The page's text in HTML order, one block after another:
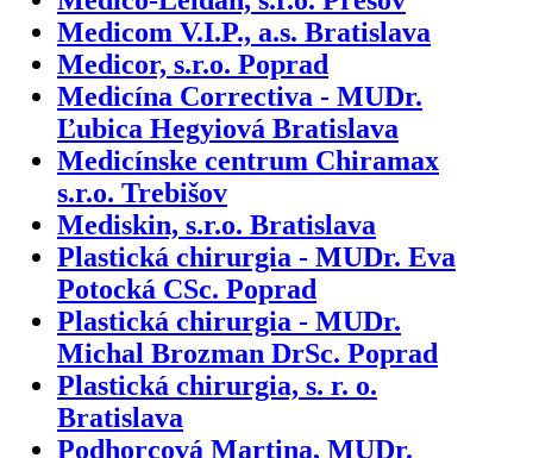
Medicom V.I.P., a.s. Bratislava
Medicor, s.r.o. Poprad
Medicína Correctiva - MUDr.
Ľubica Hegyiová Bratislava
Medicínske centrum Chiramax
s.r.o. Trebišov
Mediskin, s.r.o. Bratislava
Plastická chirurgia - MUDr. Eva
Potocká CSc. Poprad
Plastická chirurgia - MUDr.
Michal Brozman DrSc. Poprad
Plastická chirurgia, s. r. o.
Bratislava
Podhorcová Martina, MUDr.